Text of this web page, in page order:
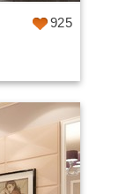
925